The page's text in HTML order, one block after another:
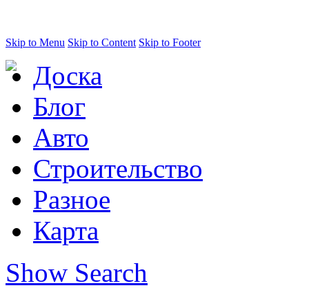
Skip to Menu Skip to Content Skip to Footer
Доска
Блог
Авто
Строительство
Разное
Карта
Show Search